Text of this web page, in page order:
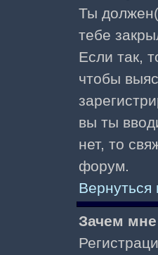
Ты
тебе
Если так,
чтобы
вы ты
нет, то
форум.
Вернуться
Зачем